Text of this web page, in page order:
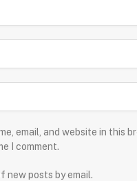
email, and website in this
I comment.
new posts by email.